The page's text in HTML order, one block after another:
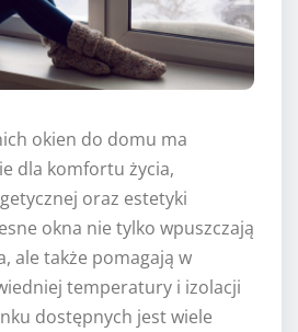
okien do domu ma
dla komfortu życia,
oraz estetyki
okna nie tylko wpuszczają
ale także pomagają w
temperatury i izolacji
dostępnych jest wiele